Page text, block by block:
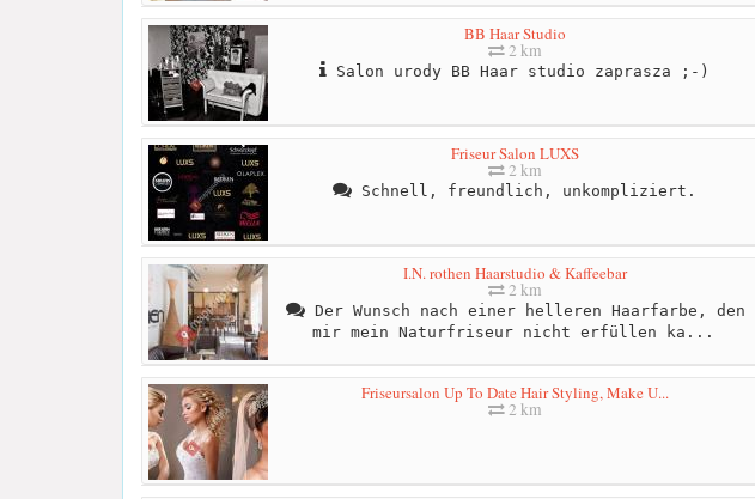
BB Haar Studio
2 km
Salon urody BB Haar studio zaprasza ;-)
Friseur Salon LUXS
2 km
Schnell, freundlich, unkompliziert.
I.N. rothen Haarstudio & Kaffeebar
2 km
Der Wunsch nach einer helleren Haarfarbe, den
mir mein Naturfriseur nicht erfüllen ka...
Friseursalon Up To Date Hair Styling, Make U...
2 km